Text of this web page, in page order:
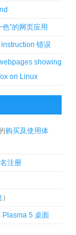
”的网页应用
错误
showing
on Linux
购买及使用体
注册
）
Plasma 5 桌面